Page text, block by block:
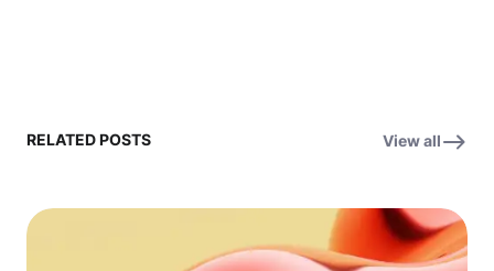
RELATED POSTS View all